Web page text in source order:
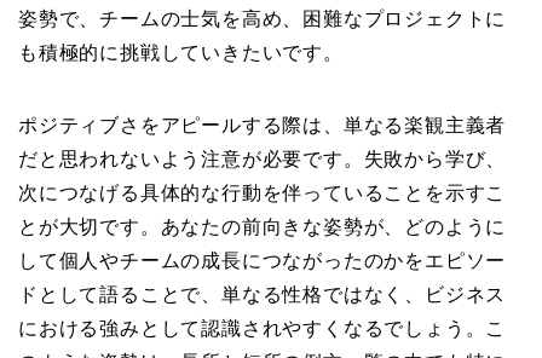
姿勢で、チームの士気を高め、困難なプロジェクトに
も積極的に挑戦していきたいです。
ポジティブさをアピールする際は、単なる楽観主義者
だと思われないよう注意が必要です。失敗から学び、
次につなげる具体的な行動を伴っていることを示すこ
とが大切です。あなたの前向きな姿勢が、どのように
して個人やチームの成長につながったのかをエピソー
ドとして語ることで、単なる性格ではなく、ビジネス
における強みとして認識されやすくなるでしょう。こ